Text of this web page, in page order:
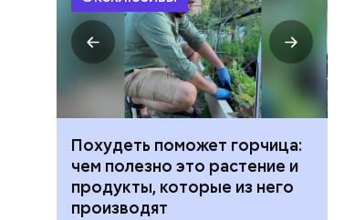
Похудеть поможет горчица:
чем полезно это растение и
продукты, которые из него
производят